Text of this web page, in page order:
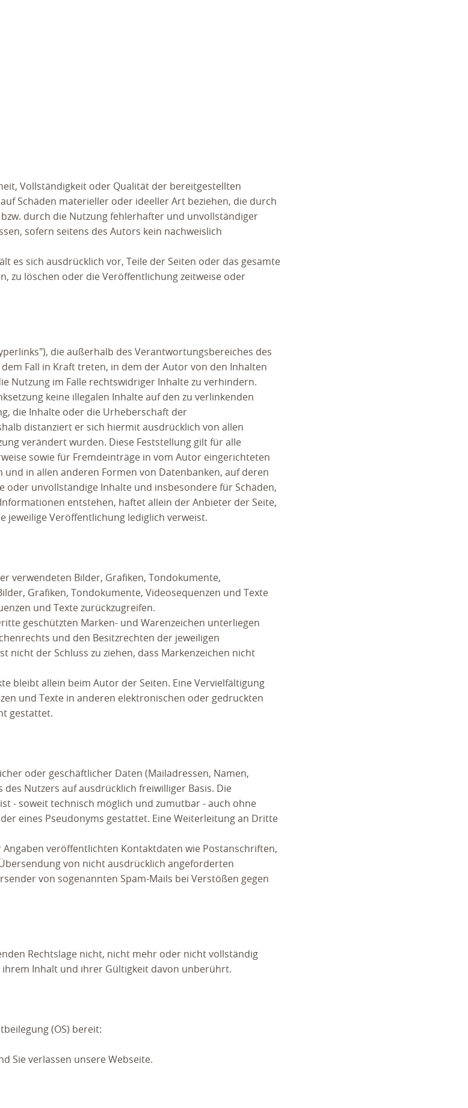
Vollständigkeit oder Qualität der bereitgestellten
Schäden materieller oder ideeller Art beziehen, die durch
durch die Nutzung fehlerhafter und unvollständiger
sofern seitens des Autors kein nachweislich
es sich ausdrücklich vor, Teile der Seiten oder das gesamte
zu löschen oder die Veröffentlichung zeitweise oder
die außerhalb des Verantwortungsbereiches des
Fall in Kraft treten, in dem der Autor von den Inhalten
Nutzung im Falle rechtswidriger Inhalte zu verhindern.
keine illegalen Inhalte auf den zu verlinkenden
die Inhalte oder die Urheberschaft der
distanziert er sich hiermit ausdrücklich von allen
verändert wurden. Diese Feststellung gilt für alle
sowie für Fremdeinträge in vom Autor eingerichteten
in allen anderen Formen von Datenbanken, auf deren
oder unvollständige Inhalte und insbesondere für Schäden,
entstehen, haftet allein der Anbieter der Seite,
jeweilige Veröffentlichung lediglich verweist.
verwendeten Bilder, Grafiken, Tondokumente,
Grafiken, Tondokumente, Videosequenzen und Texte
und Texte zurückzugreifen.
geschützten Marken- und Warenzeichen unterliegen
und den Besitzrechten der jeweiligen
der Schluss zu ziehen, dass Markenzeichen nicht
bleibt allein beim Autor der Seiten. Eine Vervielfältigung
und Texte in anderen elektronischen oder gedruckten
gestattet.
oder geschäftlicher Daten (Mailadressen, Namen,
Nutzers auf ausdrücklich freiwilliger Basis. Die
- soweit technisch möglich und zumutbar - auch ohne
eines Pseudonyms gestattet. Eine Weiterleitung an Dritte
veröffentlichten Kontaktdaten wie Postanschriften,
von nicht ausdrücklich angeforderten
von sogenannten Spam-Mails bei Verstößen gegen
Rechtslage nicht, nicht mehr oder nicht vollständig
Inhalt und ihrer Gültigkeit davon unberührt.
(OS) bereit:
Sie verlassen unsere Webseite.